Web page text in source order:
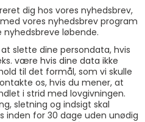
dig hos vores nyhedsbrev,
vores nyhedsbrev program
løbende.
slette dine persondata, hvis
være hvis dine data ikke
til det formål, som vi skulle
os, hvis du mener, at
i strid med lovgivningen.
sletning og indsigt skal
inden for 30 dage uden unødig